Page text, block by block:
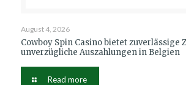
August 4, 2026
Cowboy Spin Casino bietet zuverlässige
unverzügliche Auszahlungen in Belgien
Read more